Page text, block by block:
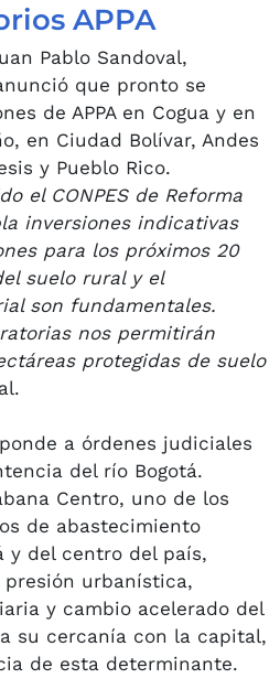
APPA
Pablo Sandoval,
que pronto se
de APPA en Cogua y en
en Ciudad Bolívar, Andes
y Pueblo Rico.
el CONPES de Reforma
inversiones indicativas
para los próximos 20
suelo rural y el
son fundamentales.
nos permitirán
protegidas de suelo
a órdenes judiciales
del río Bogotá.
Centro, uno de los
de abastecimiento
y del centro del país,
urbanística,
y cambio acelerado del
su cercanía con la capital,
de esta determinante.